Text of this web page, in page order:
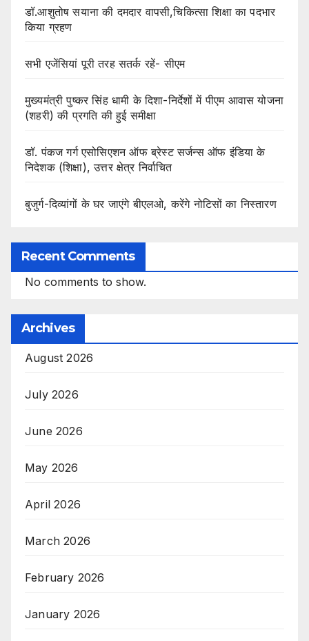
डॉ.आशुतोष सयाना की दमदार वापसी,चिकित्सा शिक्षा का पदभार
किया ग्रहण
सभी एजेंसियां पूरी तरह सतर्क रहें- सीएम
मुख्यमंत्री पुष्कर सिंह धामी के दिशा-निर्देशों में पीएम आवास योजना
(शहरी) की प्रगति की हुई समीक्षा
डॉ. पंकज गर्ग एसोसिएशन ऑफ ब्रेस्ट सर्जन्स ऑफ इंडिया के
निदेशक (शिक्षा), उत्तर क्षेत्र निर्वाचित
बुजुर्ग-दिव्यांगों के घर जाएंगे बीएलओ, करेंगे नोटिसों का निस्तारण
Recent Comments
No comments to show.
Archives
August 2026
July 2026
June 2026
May 2026
April 2026
March 2026
February 2026
January 2026